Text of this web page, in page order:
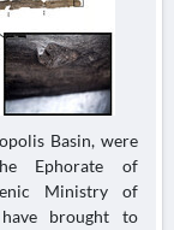
Basin, were
Ephorate of
Ministry of
brought to